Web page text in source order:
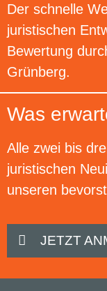
Der schnelle
juristischen
Bewertung
Grünberg.
Was
Alle zwei bis
juristischen
unseren
JETZT